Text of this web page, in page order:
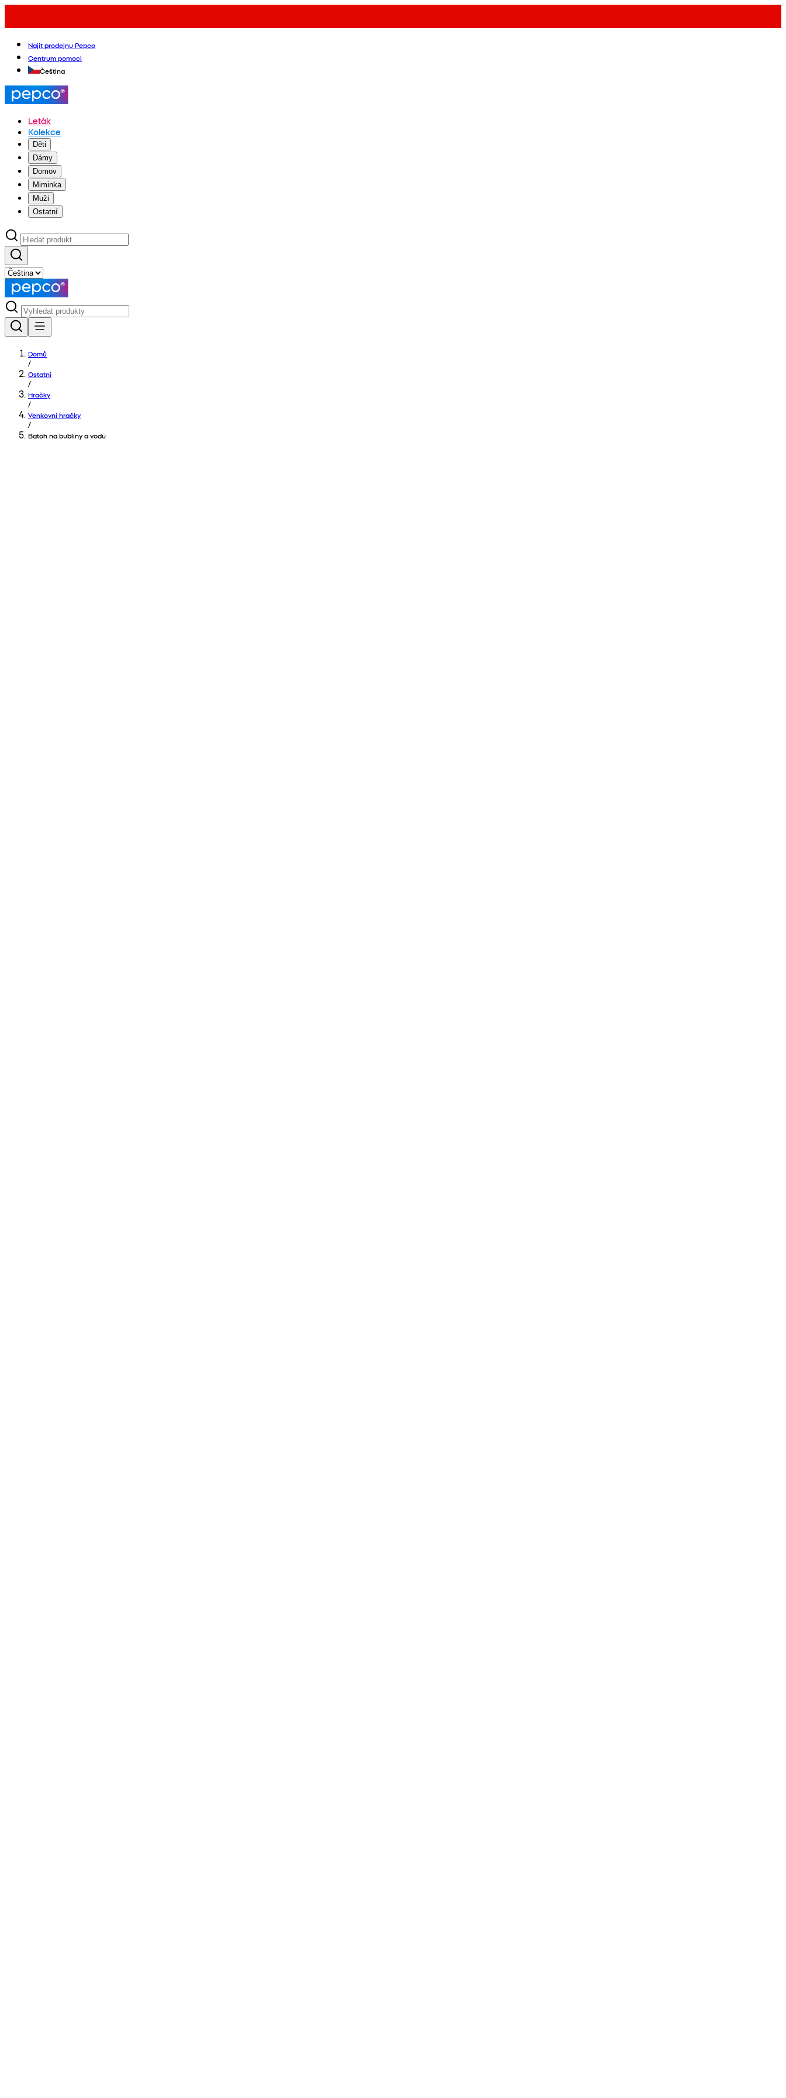
Najít prodejnu Pepco
Centrum pomoci
Čeština
Leták
Kolekce
Děti
Dámy
Domov
Miminka
Muži
Ostatní
Domů
/
Ostatní
/
Hračky
/
Venkovní hračky
/
Batoh na bubliny a vodu